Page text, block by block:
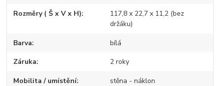
Rozměry ( Š x V x H)
117,8 x 22,7 x 11,2 (bez
držáku)
Barva bílá
Záruka 2 roky
Mobilita / umístění stěna - náklon